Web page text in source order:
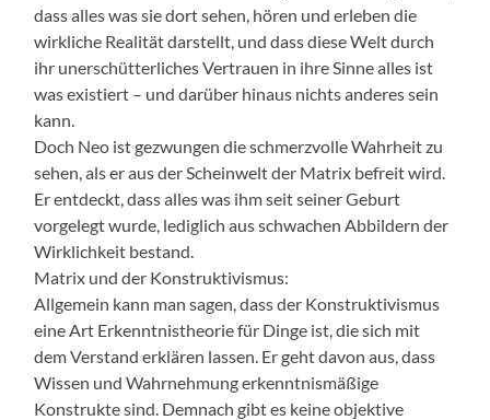
dass alles was sie dort sehen, hören und erleben die
wirkliche Realität darstellt, und dass diese Welt durch
ihr unerschütterliches Vertrauen in ihre Sinne alles ist
was existiert – und darüber hinaus nichts anderes sein
kann.
Doch Neo ist gezwungen die schmerzvolle Wahrheit zu
sehen, als er aus der Scheinwelt der Matrix befreit wird.
Er entdeckt, dass alles was ihm seit seiner Geburt
vorgelegt wurde, lediglich aus schwachen Abbildern der
Wirklichkeit bestand.
Matrix und der Konstruktivismus:
Allgemein kann man sagen, dass der Konstruktivismus
eine Art Erkenntnistheorie für Dinge ist, die sich mit
dem Verstand erklären lassen. Er geht davon aus, dass
Wissen und Wahrnehmung erkenntnismäßige
Konstrukte sind. Demnach gibt es keine objektive